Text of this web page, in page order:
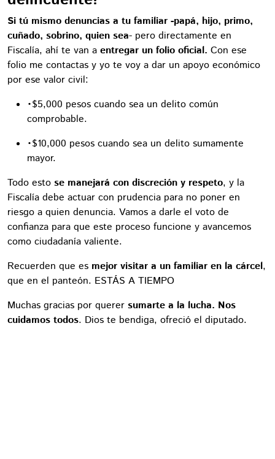
Si tú mismo denuncias a tu familiar -papá, hijo, primo,
cuñado, sobrino, quien sea- pero directamente en
Fiscalía, ahí te van a entregar un folio oficial. Con ese
folio me contactas y yo te voy a dar un apoyo económico
por ese valor civil:
•$5,000 pesos cuando sea un delito común
comprobable.
•$10,000 pesos cuando sea un delito sumamente
mayor.
Todo esto se manejará con discreción y respeto, y la
Fiscalía debe actuar con prudencia para no poner en
riesgo a quien denuncia. Vamos a darle el voto de
confianza para que este proceso funcione y avancemos
como ciudadanía valiente.
Recuerden que es mejor visitar a un familiar en la cárcel,
que en el panteón. ESTÁS A TIEMPO
Muchas gracias por querer sumarte a la lucha. Nos
cuidamos todos. Dios te bendiga, ofreció el diputado.